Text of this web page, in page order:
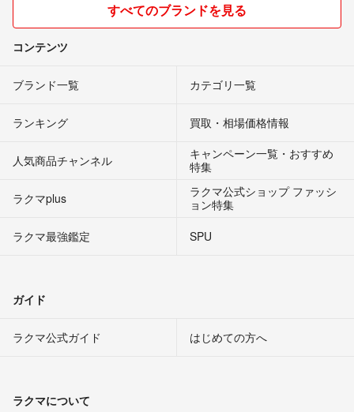
すべてのブランドを見る
コンテンツ
ブランド一覧 カテゴリ一覧
ランキング 買取・相場価格情報
人気商品チャンネル
キャンペーン一覧・おすすめ
特集
ラクマplus
ラクマ公式ショップ ファッシ
ョン特集
ラクマ最強鑑定
SPU
ガイド
ラクマ公式ガイド はじめての方へ
ラクマについて